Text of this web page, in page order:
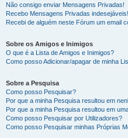
Não consigo enviar Mensagens Privadas!
Recebo Mensagens Privadas indesejáveis!
Recebi de alguém neste Fórum um email
Sobre os Amigos e Inimigos
O que é a Lista de Amigos e Inimigos?
Como posso Adicionar/apagar de minha
Sobre a Pesquisa
Como posso Pesquisar?
Por que a minha Pesquisa resultou em
Por que a minha Pesquisa resultou em
Como posso Pesquisar por Utilizadores?
Como posso Pesquisar minhas Próprias